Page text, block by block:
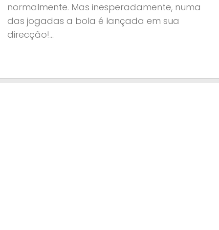
normalmente. Mas inesperadamente, numa
das jogadas a bola é lançada em sua
direcção!...